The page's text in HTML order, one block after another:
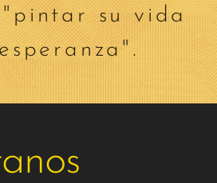
"pintar su vida